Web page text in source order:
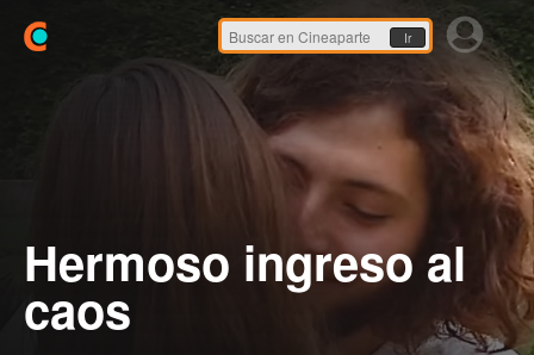
Ir
Hermoso ingreso al
caos